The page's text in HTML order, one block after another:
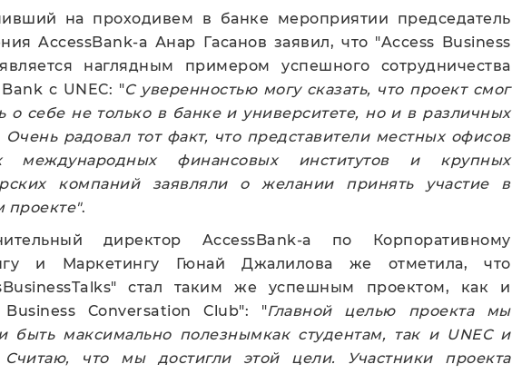
на проходивем в банке мероприятии председатель
AccessBank-a Анар Гасанов заявил, что "Access Business
наглядным примером успешного сотрудничества
с UNEC: "С уверенностью могу сказать, что проект смог
о себе не только в банке и университете, но и в различных
Очень радовал тот факт, что представители местных офисов
международных финансовых институтов и крупных
компаний заявляли о желании принять участие в
проекте".
директор AccessBank-а по Корпоративному
и Маркетингу Гюнай Джалилова же отметила, что
стал таким же успешным проектом, как и
Business Conversation Club": "Главной целью проекта мы
быть максимально полезнымкак студентам, так и UNECи
Считаю, что мы достигли этой цели. Участники проекта